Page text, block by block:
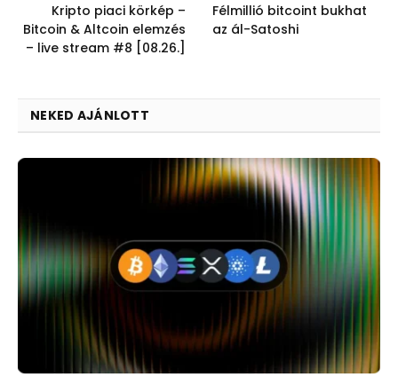
Kripto piaci körkép –
Bitcoin & Altcoin elemzés
– live stream #8 [08.26.]
Félmillió bitcoint bukhat
az ál-Satoshi
NEKED AJÁNLOTT